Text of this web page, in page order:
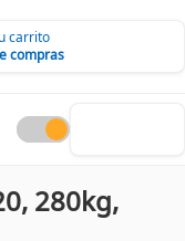
carrito
compras
280kg,